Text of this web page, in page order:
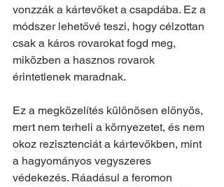
vonzzák a kártevőket a csapdába. Ez a
módszer lehetővé teszi, hogy célzottan
csak a káros rovarokat fogd meg,
miközben a hasznos rovarok
érintetlenek maradnak.
Ez a megközelítés különösen előnyös,
mert nem terheli a környezetet, és nem
okoz rezisztenciát a kártevőkben, mint
a hagyományos vegyszeres
védekezés. Ráadásul a feromon